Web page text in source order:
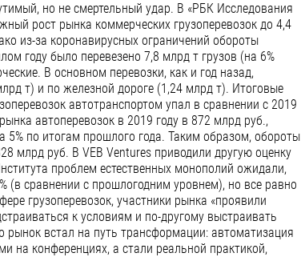
но не смертельный удар. В «РБК Исследования
рост рынка коммерческих грузоперевозок до 4,4
из-за коронавирусных ограничений обороты
году было перевезено 7,8 млрд т грузов (на 6%
В основном перевозки, как и год назад,
т) и по железной дороге (1,24 млрд т). Итоговые
автотранспортом упал в сравнении с 2019
автоперевозок в 2019 году в 872 млрд руб.,
по итогам прошлого года. Таким образом, обороты
млрд руб. В VEB Ventures приводили другую оценку
проблем естественных монополий ожидали,
(в сравнении с прошлогодним уровнем), но все равно
грузоперевозок, участники рынка «проявили
к условиям и по-другому выстраивать
рынок встал на путь трансформации: автоматизация
на конференциях, а стали реальной практикой,